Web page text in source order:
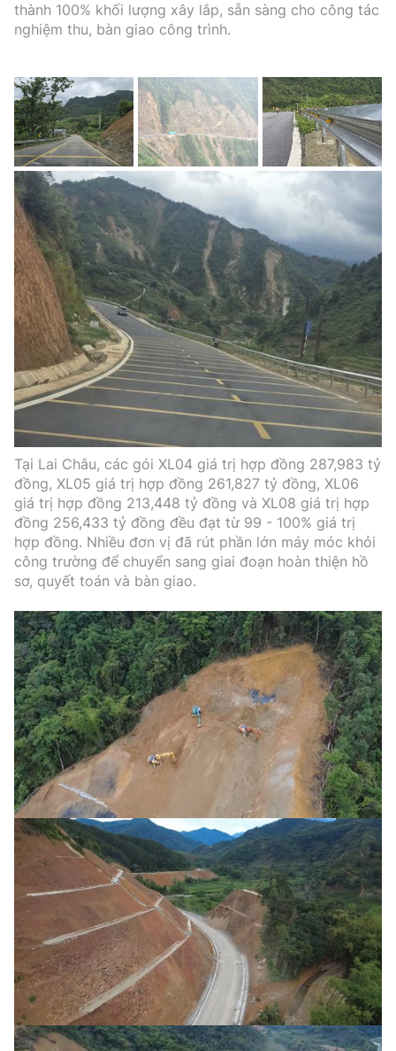
thành 100% khối lượng xây lắp, sẵn sàng cho công tác
nghiệm thu, bàn giao công trình.
Tại Lai Châu, các gói XL04 giá trị hợp đồng 287,983 tỷ
đồng, XL05 giá trị hợp đồng 261,827 tỷ đồng, XL06
giá trị hợp đồng 213,448 tỷ đồng và XL08 giá trị hợp
đồng 256,433 tỷ đồng đều đạt từ 99 - 100% giá trị
hợp đồng. Nhiều đơn vị đã rút phần lớn máy móc khỏi
công trường để chuyển sang giai đoạn hoàn thiện hồ
sơ, quyết toán và bàn giao.